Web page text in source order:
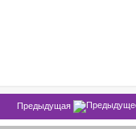
Предыдущая